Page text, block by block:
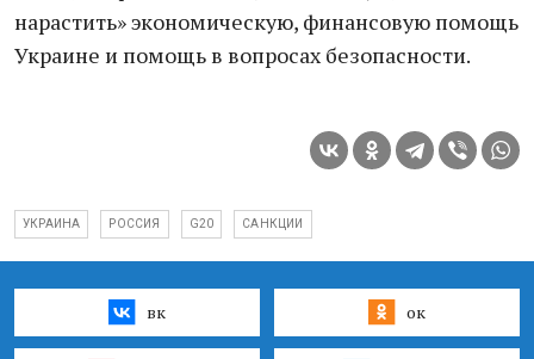
нарастить» экономическую, финансовую помощь
Украине и помощь в вопросах безопасности.
УКРАИНА РОССИЯ G20 САНКЦИИ
вк ок